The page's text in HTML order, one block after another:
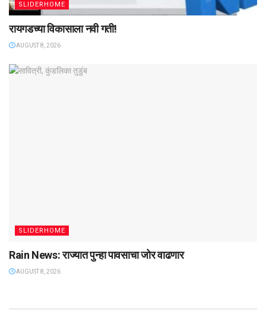
SLIDERHOME
रायगडच्या विकासाला नवी गती!
AUGUST 8, 2026
SLIDERHOME
Rain News: राज्यात पुन्हा पावसाचा जोर वाढणार
AUGUST 8, 2026